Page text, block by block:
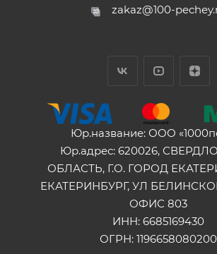
zakaz@100-
Юр.название: ООО
Юр.адрес: 620026,
ОБЛАСТЬ, Г.О. ГОРОД
ЕКАТЕРИНБУРГ, УЛ
ОФИС 803
ИНН: 6685169430
ОГРН: 1196658080200